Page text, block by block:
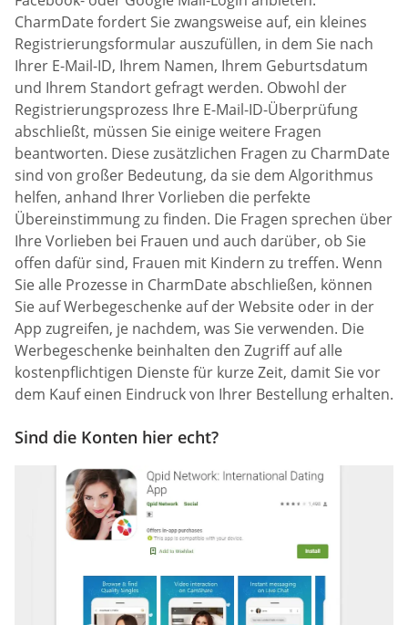
CharmDate fordert Sie zwangsweise auf, ein kleines
Registrierungsformular auszufüllen, in dem Sie nach
Ihrer E-Mail-ID, Ihrem Namen, Ihrem Geburtsdatum
und Ihrem Standort gefragt werden. Obwohl der
Registrierungsprozess Ihre E-Mail-ID-Überprüfung
abschließt, müssen Sie einige weitere Fragen
beantworten. Diese zusätzlichen Fragen zu CharmDate
sind von großer Bedeutung, da sie dem Algorithmus
helfen, anhand Ihrer Vorlieben die perfekte
Übereinstimmung zu finden. Die Fragen sprechen über
Ihre Vorlieben bei Frauen und auch darüber, ob Sie
offen dafür sind, Frauen mit Kindern zu treffen. Wenn
Sie alle Prozesse in CharmDate abschließen, können
Sie auf Werbegeschenke auf der Website oder in der
App zugreifen, je nachdem, was Sie verwenden. Die
Werbegeschenke beinhalten den Zugriff auf alle
kostenpflichtigen Dienste für kurze Zeit, damit Sie vor
dem Kauf einen Eindruck von Ihrer Bestellung erhalten.
Sind die Konten hier echt?